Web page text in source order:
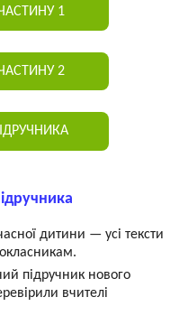
1
2
дитини — усі тексти
підручник нового
вчителі